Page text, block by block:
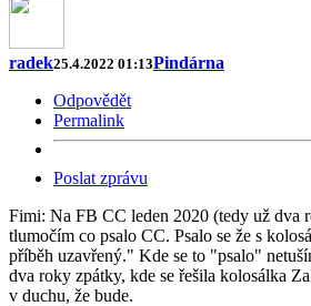
radek25.4.2022 01:13Pindárna
Odpovědět
Permalink
Poslat zprávu
Fimi: Na FB CC leden 2020 (tedy už dva
tlumočím co psalo CC. Psalo se že s
příběh uzavřený." Kde se to "psalo"
dva roky zpátky, kde se řešila kolosálka
v duchu, že bude.